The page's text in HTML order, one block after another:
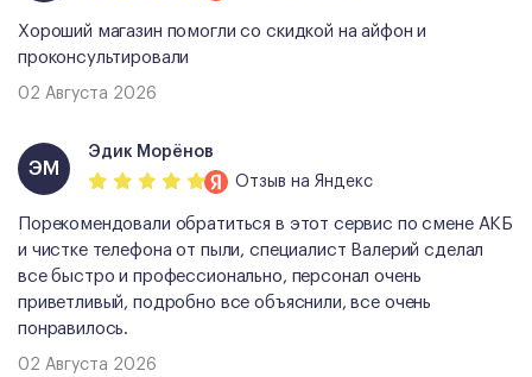
Хороший магазин помогли со скидкой на айфон и
проконсультировали
02 Августа 2026
ЭМ
Эдик Морёнов
Отзыв на Яндекс
Порекомендовали обратиться в этот сервис по смене АКБ
и чистке телефона от пыли, специалист Валерий сделал
все быстро и профессионально, персонал очень
приветливый, подробно все объяснили, все очень
понравилось.
02 Августа 2026